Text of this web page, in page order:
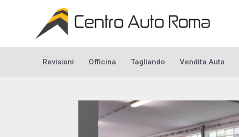
Revisioni Officina Tagliando Vendita Auto